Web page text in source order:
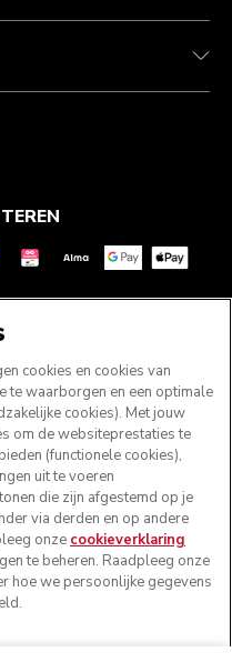
voorbehouden.
de keukenrobot zijn
cookies en cookies van
te waarborgen en een optimale
cookies). Met jouw
om de websiteprestaties te
(functionele cookies),
uit te voeren
die zijn afgestemd op je
via derden en op andere
onze cookieverklaring
te beheren. Raadpleeg onze
hoe we persoonlijke gegevens